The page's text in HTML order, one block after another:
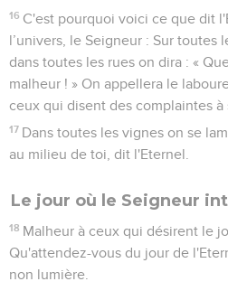
16 C'est pourquoi voici ce que dit
l’univers, le Seigneur : Sur toutes
dans toutes les rues on dira : «
malheur ! » On appellera le
ceux qui disent des complaintes à
17 Dans toutes les vignes on se
au milieu de toi, dit l'Eternel.
Le jour où le Seigneur
18 Malheur à ceux qui désirent le
Qu'attendez-vous du jour de
non lumière.